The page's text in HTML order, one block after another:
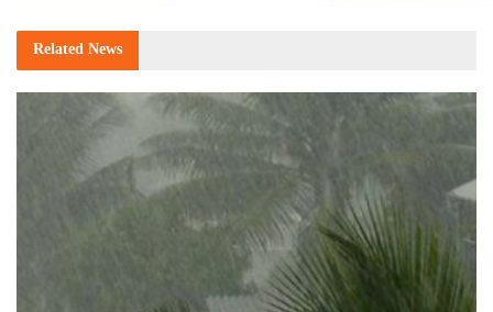
Related News